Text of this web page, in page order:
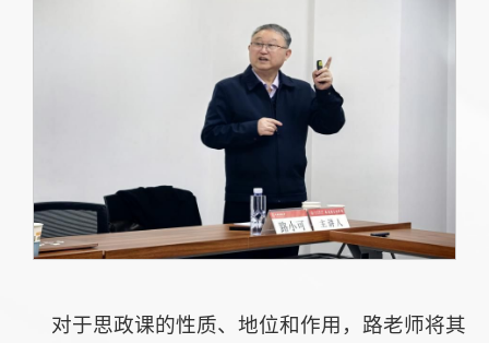
对于思政课的性质、地位和作用，路老师将其